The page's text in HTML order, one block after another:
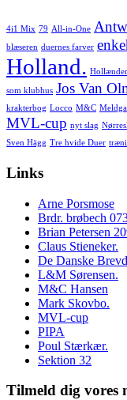
4i1 Mix 79 All-in-One
blæseren duernes farver
Holland.
som klubhus Jos Van
krakterbog Locco M&C
MVL-cup nyt slag
Sven Hägg Tre hvide Duer
Links
Arne Porsmose
Brdr. brøbech
Brian Petersen
Claus Stieneker.
De Danske
L&M Sørensen.
M&C Hansen
Mark Skovbo.
MVL-cup
PIPA
Poul Stærkær.
Sektion 32
Tilmeld dig vores